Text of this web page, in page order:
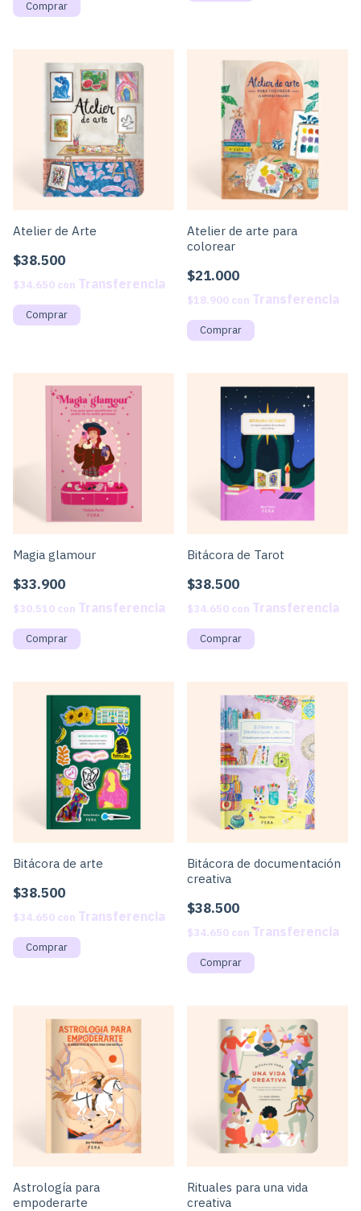
Atelier de Arte
$38.500
$34.650 con
Atelier de arte para
colorear
$21.000
$18.900 con
Magia glamour
$33.900
$30.510 con
Bitácora de Tarot
$38.500
$34.650 con
Bitácora de arte
$38.500
$34.650 con
Bitácora de documentación
creativa
$38.500
$34.650 con
Astrología para
empoderarte
Rituales para una vida
creativa